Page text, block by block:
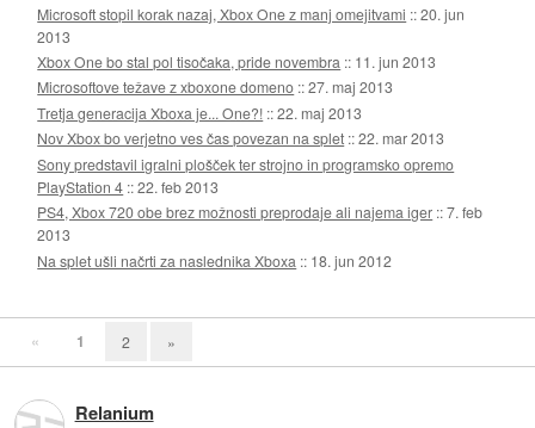
Microsoft stopil korak nazaj, Xbox One z manj omejitvami ::20. jun
2013
Xbox One bo stal pol tisočaka, pride novembra :: 11. jun 2013
Microsoftove težave z xboxone domeno ::27. maj 2013
Tretja generacija Xboxa je... One?! ::22. maj 2013
Nov Xbox bo verjetno ves čas povezan na splet ::22. mar 2013
Sony predstavil igralni plošček ter strojno in programsko opremo
PlayStation 4 ::22. feb 2013
PS4, Xbox 720 obe brez možnosti preprodaje ali najema iger ::7. feb
2013
Na splet ušli načrti za naslednika Xboxa :: 18. jun 2012
« 1 2 »
Relanium